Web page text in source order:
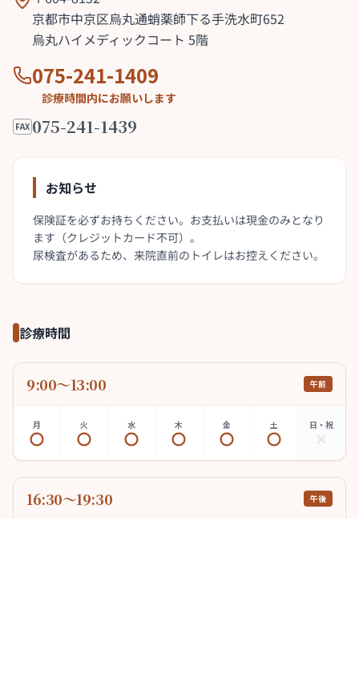
京都市中京区烏丸通蛸薬師下る手洗水町652
烏丸ハイメディックコート 5階
075-241-1409
診療時間内にお願いします
FAX 075-241-1439
お知らせ
保険証を必ずお持ちください。お支払いは現金のみとなり
ます（クレジットカード不可）。
尿検査があるため、来院直前のトイレはお控えください。
診療時間
9:00〜13:00 午前
月 火 水 木 金 土 日・祝
16:30〜19:30 午後